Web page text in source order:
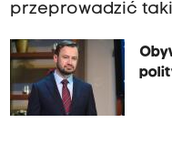
przeprowadzić